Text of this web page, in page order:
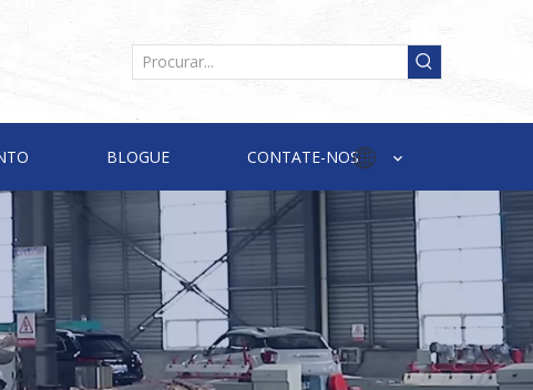
BLOGUE CONTATE-NOS